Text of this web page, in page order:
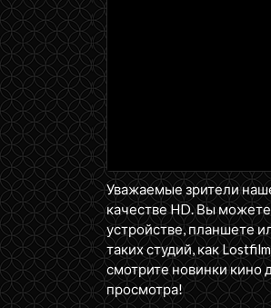
Уважаемые зрители
качестве HD. Вы
устройстве, планшете
таких студий, как
смотрите новинки кино
просмотра!